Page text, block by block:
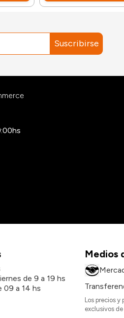
Suscribirse
de 9 a 19 hs
09 a 14 hs
Medios
Los precios y
exclusivos